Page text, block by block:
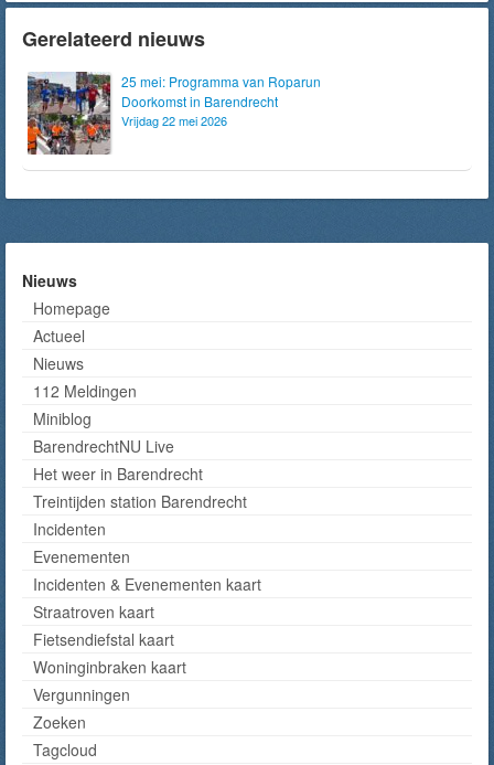
Gerelateerd nieuws
25 mei: Programma van Roparun
Doorkomst in Barendrecht
Vrijdag 22 mei 2026
Nieuws
Homepage
Actueel
Nieuws
112 Meldingen
Miniblog
BarendrechtNU Live
Het weer in Barendrecht
Treintijden station Barendrecht
Incidenten
Evenementen
Incidenten & Evenementen kaart
Straatroven kaart
Fietsendiefstal kaart
Woninginbraken kaart
Vergunningen
Zoeken
Tagcloud